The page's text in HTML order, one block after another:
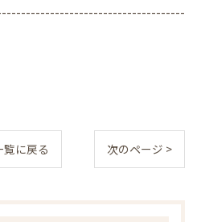
覧に戻る 次のページ >